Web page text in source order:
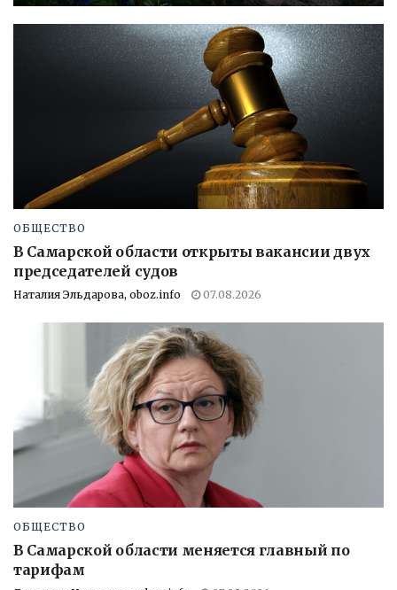
ОБЩЕСТВО
В Самарской области открыты вакансии двух
председателей судов
Наталия Эльдарова, oboz.info 07.08.2026
ОБЩЕСТВО
В Самарской области меняется главный по
тарифам